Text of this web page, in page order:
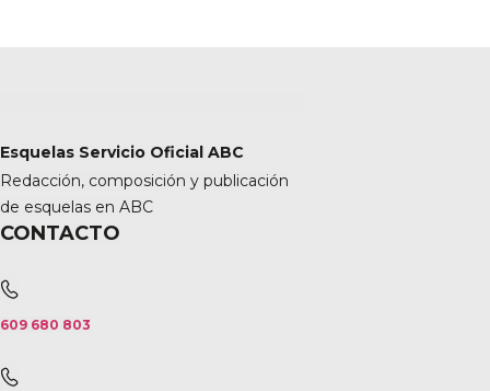
Esquelas Servicio Oficial ABC
Redacción, composición y publicación
de esquelas en ABC
CONTACTO
609 680 803